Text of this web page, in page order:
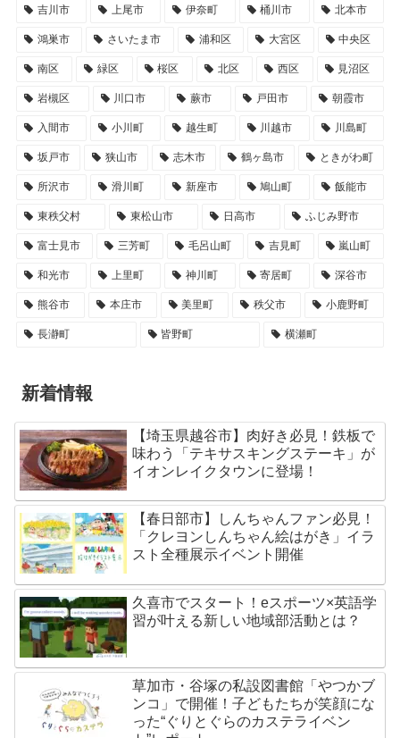
吉川市 上尾市 伊奈町 桶川市 北本市
鴻巣市 さいたま市 浦和区 大宮区 中央区
南区 緑区 桜区 北区 西区 見沼区
岩槻区 川口市 蕨市 戸田市 朝霞市
入間市 小川町 越生町 川越市 川島町
坂戸市 狭山市 志木市 鶴ヶ島市 ときがわ町
所沢市 滑川町 新座市 鳩山町 飯能市
東秩父村 東松山市 日高市 ふじみ野市
富士見市 三芳町 毛呂山町 吉見町 嵐山町
和光市 上里町 神川町 寄居町 深谷市
熊谷市 本庄市 美里町 秩父市 小鹿野町
長瀞町 皆野町 横瀬町
新着情報
【埼玉県越谷市】肉好き必見！鉄板で
味わう「テキサスキングステーキ」が
イオンレイクタウンに登場！
【春日部市】しんちゃんファン必見！
「クレヨンしんちゃん絵はがき」イラ
スト全種展示イベント開催
久喜市でスタート！eスポーツ×英語学
習が叶える新しい地域部活動とは？
草加市・谷塚の私設図書館「やつかブ
ンコ」で開催！子どもたちが笑顔にな
った“ぐりとぐらのカステライベン